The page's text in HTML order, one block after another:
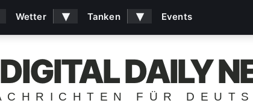
DIGITAL DAILY
FÜR
Wetter ▾ Tanken ▾ Events